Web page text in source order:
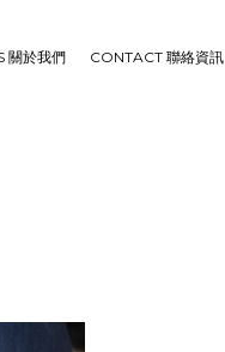
關於我們 CONTACT 聯絡資訊